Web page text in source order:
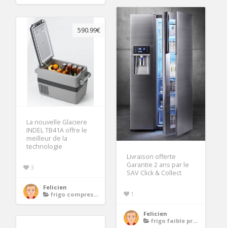
Livraison offerte
Garantie 2 ans par le
SAV Click & Collect
1
Felicien
frigo faible profondeur
590.99€
La nouvelle Glaciere
INDEL TB41A offre le
meilleur de la
technologie
3
Felicien
frigo compression